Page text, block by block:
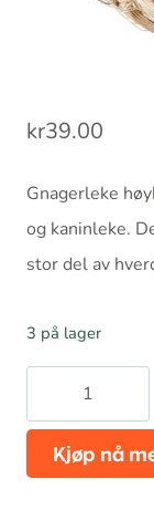
kr39.00
Gnagerleke
og kaninleke.
stor del av
3 på lager
Gnagerleke
høyball
med